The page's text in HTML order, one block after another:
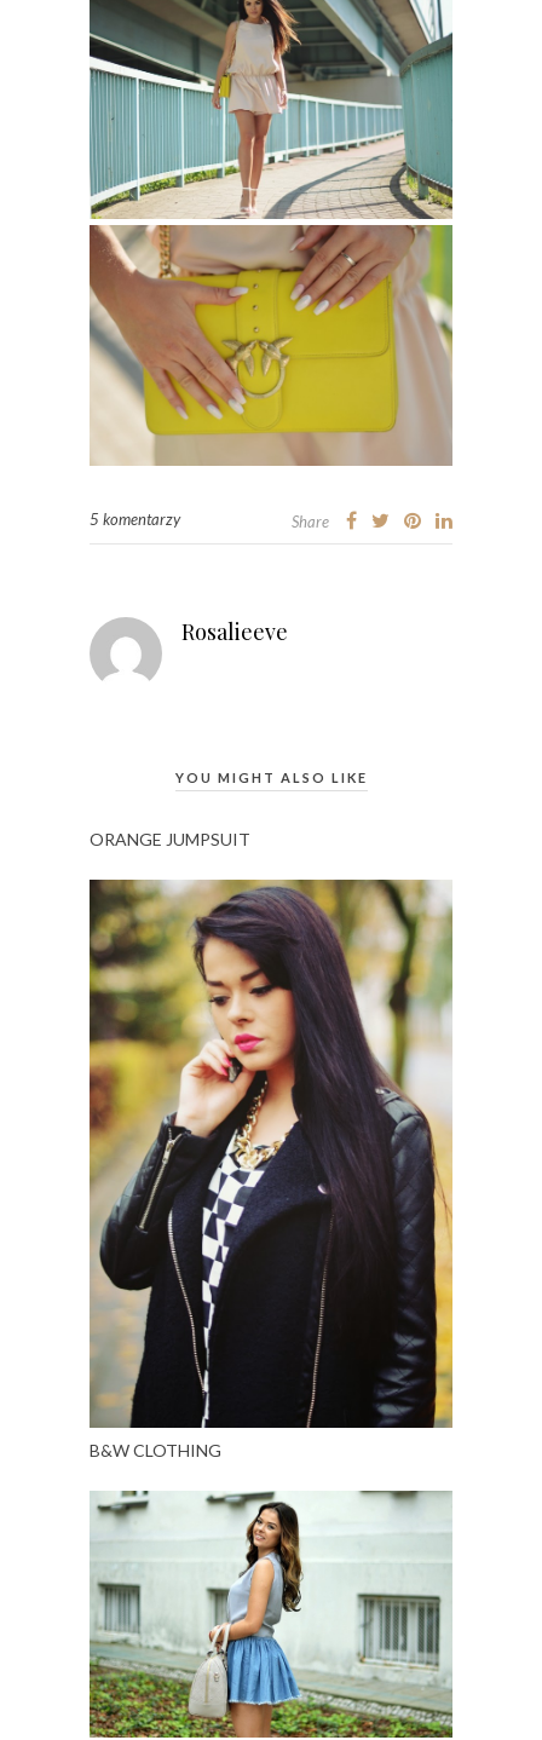
5 komentarzy Share
Rosalieeve
YOU MIGHT ALSO LIKE
ORANGE JUMPSUIT
B&W CLOTHING